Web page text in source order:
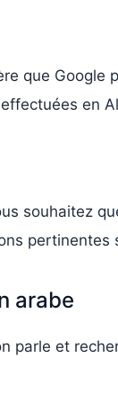
que
en
souhaitez
arabe
parle et